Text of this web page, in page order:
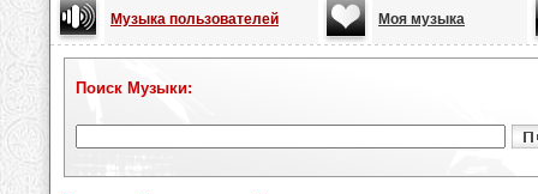
Музыка пользователей Моя музыка
Поиск Музыки: